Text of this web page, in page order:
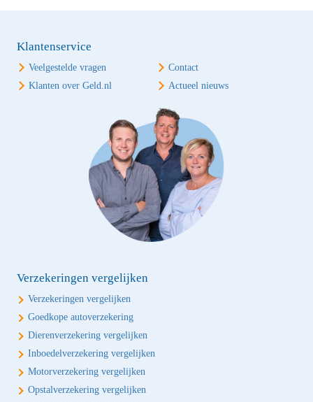
Klantenservice
Veelgestelde vragen
Contact
Klanten over Geld.nl
Actueel nieuws
Verzekeringen vergelijken
Verzekeringen vergelijken
Goedkope autoverzekering
Dierenverzekering vergelijken
Inboedelverzekering vergelijken
Motorverzekering vergelijken
Opstalverzekering vergelijken